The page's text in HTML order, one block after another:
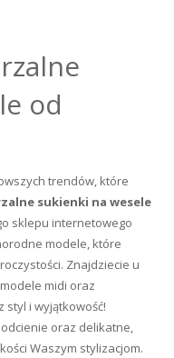
od
trendów, które
sukienki na wesele
sklepu internetowego
modele, które
Znajdziecie u
midi oraz
styl i wyjątkowość!
oraz delikatne,
Waszym stylizacjom.